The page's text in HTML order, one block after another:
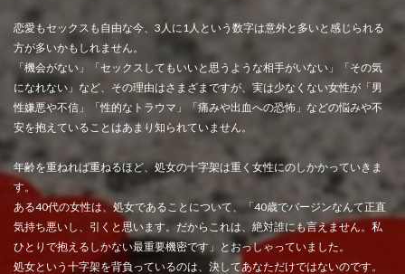
恋愛もセックスも自由な今、3人に1人という数字は意外と多いと感じられる
方が多いかもしれません。
「機会がない」「セックスしてもいいと思うような相手がいない」「その気
になれない」など、その理由はさまざまですが、実は少なくない女性が「男
性嫌悪や不信」「性的なトラウマ」「痛みや出血への恐怖」などの悩みや不
安を抱えていることはあまり知られていません。
年齢を重ねれば重ねるほど、処女の十字架は重く女性にのしかかっていきま
す。
ある40代の女性は、処女であることについて、「40歳でバージンなんて正直
気持ち悪いし、引くと思います。だからこれは、絶対誰にも言えません。私
ひとりで抱えるしかない最重要機密です」とおっしゃっていました。
処女という十字架を背負っているのは、決してあなただけではないのです。